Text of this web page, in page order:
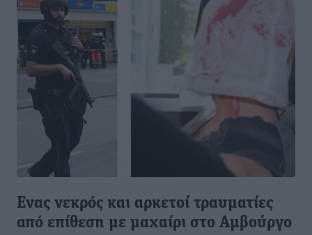
Ενας νεκρός και αρκετοί τραυματίες
από επίθεση με μαχαίρι στο Αμβούργο